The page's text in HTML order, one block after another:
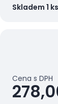
Skladem 1 ks
Cena s DPH